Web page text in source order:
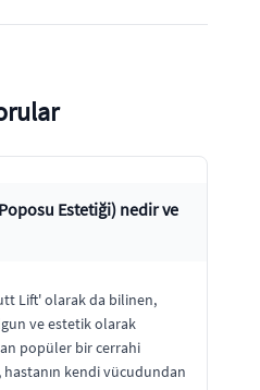
Estetiği) nedir ve
Lift' olarak da bilinen,
ve estetik olarak
popüler bir cerrahi
kendi vücudundan